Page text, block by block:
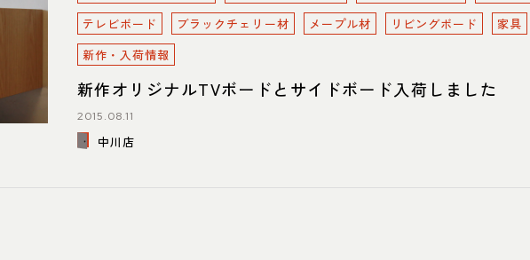
中川店
テレビボード
ブラックチェリー材 メープル材 リビングボード
家具
新作・入荷情報
新作オリジナルTVボードとサイドボード入荷しました
2015.08.11